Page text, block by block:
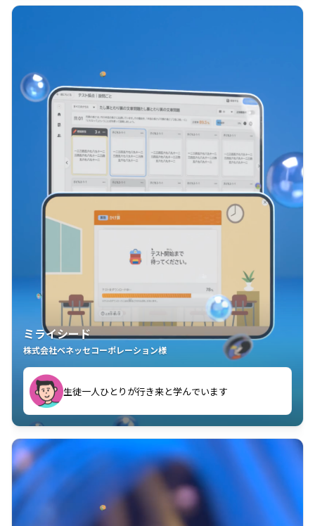
ミライシード
株式会社ベネッセコーポレーション様
生徒一人ひとりが行き来と学んでいます
教室中の児童生徒が「問題が解けてうれしい」「解く
ことが楽しい」を実感しています